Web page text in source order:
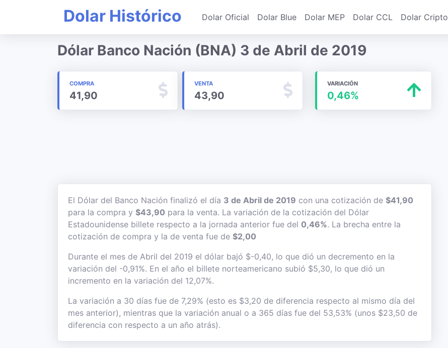
Dolar Histórico Dolar Oficial Dolar Blue Dolar MEP Dolar CCL Dolar Cripto
Dólar Banco Nación (BNA) 3 de Abril de 2019
COMPRA
41,90
VENTA
43,90
VARIACIÓN
0,46%
El Dólar del Banco Nación finalizó el día 3 de Abril de 2019 con una cotización de $41,90
para la compra y $43,90 para la venta. La variación de la cotización del Dólar
Estadounidense billete respecto a la jornada anterior fue del 0,46%. La brecha entre la
cotización de compra y la de venta fue de $2,00
Durante el mes de Abril del 2019 el dólar bajó $-0,40, lo que dió un decremento en la
variación del -0,91%. En el año el billete norteamericano subió $5,30, lo que dió un
incremento en la variación del 12,07%.
La variación a 30 días fue de 7,29% (esto es $3,20 de diferencia respecto al mismo día del
mes anterior), mientras que la variación anual o a 365 días fue del 53,53% (unos $23,50 de
diferencia con respecto a un año atrás).